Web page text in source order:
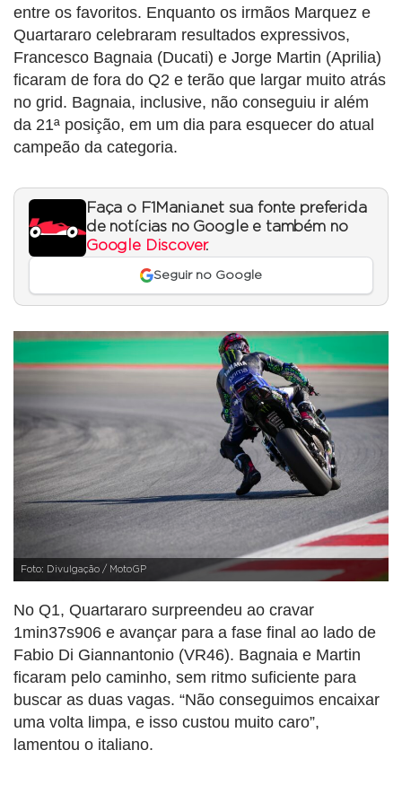
entre os favoritos. Enquanto os irmãos Marquez e
Quartararo celebraram resultados expressivos,
Francesco Bagnaia (Ducati) e Jorge Martin (Aprilia)
ficaram de fora do Q2 e terão que largar muito atrás
no grid. Bagnaia, inclusive, não conseguiu ir além
da 21ª posição, em um dia para esquecer do atual
campeão da categoria.
Faça o F1Mania.net sua fonte preferida
de notícias no Google e também no
Google Discover.
Seguir no Google
Foto: Divulgação / MotoGP
No Q1, Quartararo surpreendeu ao cravar
1min37s906 e avançar para a fase final ao lado de
Fabio Di Giannantonio (VR46). Bagnaia e Martin
ficaram pelo caminho, sem ritmo suficiente para
buscar as duas vagas. “Não conseguimos encaixar
uma volta limpa, e isso custou muito caro”,
lamentou o italiano.